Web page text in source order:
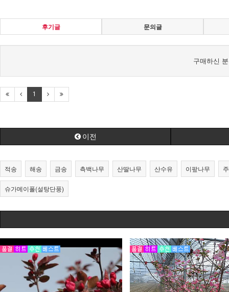
후기글 문의글
구매하신
1
이전
적송 해송 금송 측백나무 산딸나무 산수유 이팦나무
슈가메이폴(설탕단풍)